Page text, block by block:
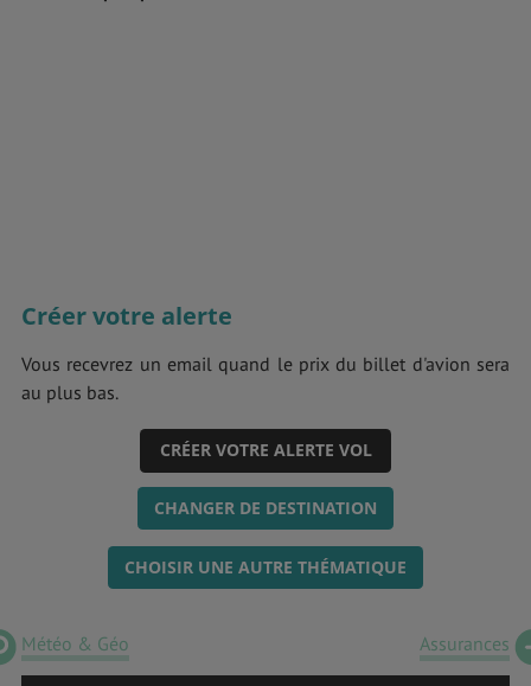
Créer votre alerte
Vous recevrez un email quand le prix du billet d'avion sera
au plus bas.
CRÉER VOTRE ALERTE VOL
CHANGER DE DESTINATION
CHOISIR UNE AUTRE THÉMATIQUE
Météo & Géo Assurances